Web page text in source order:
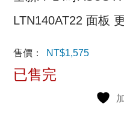
LTN140AT22 面板
售價： NT$1,575
已售完